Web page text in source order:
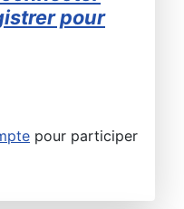
pour
pour participer